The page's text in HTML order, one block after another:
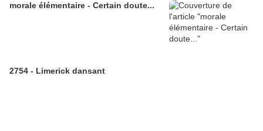
morale élémentaire - Certain doute...
2754 - Limerick dansant